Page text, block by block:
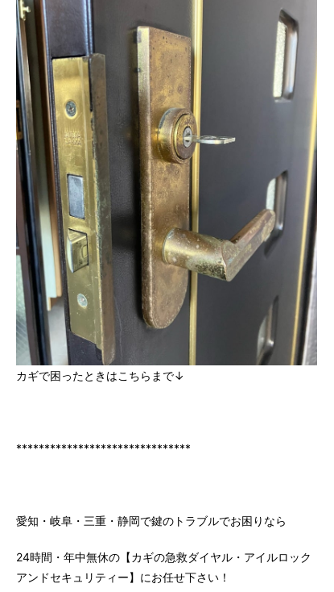
カギで困ったときはこちらまで↓
*******************************
愛知・岐阜・三重・静岡で鍵のトラブルでお困りなら
24時間・年中無休の【カギの急救ダイヤル・アイルロック
アンドセキュリティー】にお任せ下さい！